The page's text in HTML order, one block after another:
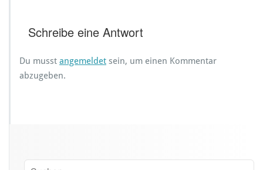
Schreibe eine Antwort
Du musst angemeldet sein, um einen Kommentar
abzugeben.